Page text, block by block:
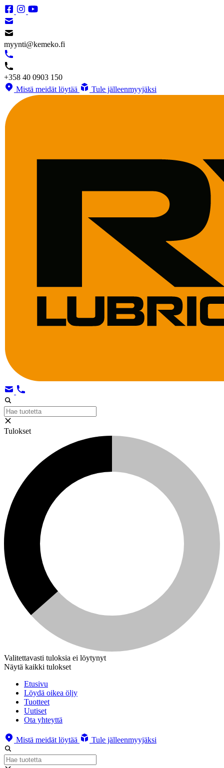
myynti@kemeko.fi
+358 40 0903 150
Mistä meidät löytää
Tule jälleenmyyjäksi
Tulokset
Valitettavasti tuloksia ei löytynyt
Näytä kaikki tulokset
Etusivu
Löydä oikea öljy
Tuotteet
Uutiset
Ota yhteyttä
Mistä meidät löytää Tule jälleenmyyjäksi